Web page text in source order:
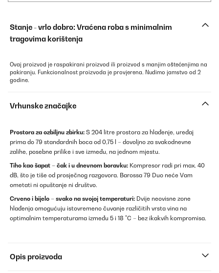
Stanje - vrlo dobro: Vraćena roba s minimalnim
tragovima korištenja
Ovaj proizvod je raspakirani proizvod ili proizvod s manjim oštećenjima na
pakiranju. Funkcionalnost proizvoda je provjerena. Nudimo jamstvo od 2
godine.
Vrhunske značajke
Prostora za ozbiljnu zbirku: S 204 litre prostora za hlađenje, uređaj
prima do 79 standardnih boca od 0,75 l – dovoljno za svakodnevne
zalihe, posebne prilike i sve između, na jednom mjestu.
Tiho kao šapat – čak i u dnevnom boravku: Kompresor radi pri max. 40
dB, što je tiše od prosječnog razgovora. Barossa 79 Duo neće Vam
ometati ni opuštanje ni društvo.
Crveno i bijelo – svako na svojoj temperaturi: Dvije neovisne zone
hlađenja omogućuju istovremeno čuvanje različitih vrsta vina na
optimalnim temperaturama između 5 i 18 °C – bez ikakvih kompromisa.
Opis proizvoda